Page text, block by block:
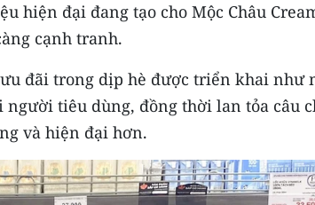
hiện đại đang tạo cho Mộc Châu
cạnh tranh.
đãi trong dịp hè được triển khai như
tiêu dùng, đồng thời lan tỏa câu
và hiện đại hơn.